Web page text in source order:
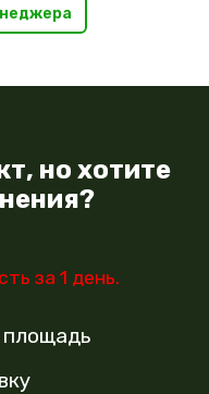
но хотите
за 1 день.